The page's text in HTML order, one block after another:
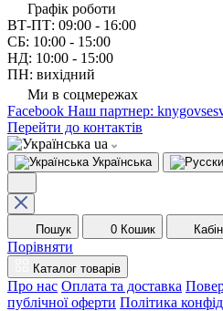
Графік роботи
ВТ-ПТ: 09:00 - 16:00
СБ: 10:00 - 15:00
НД: 10:00 - 15:00
ПН: вихідний
Ми в соцмережах
Facebook Наш партнер:
Перейти до контактів
ua
Українська
Пошук 0 Кошик
Порівняти
Каталог товарів
Про нас Оплата та доставка
публічної оферти Політика